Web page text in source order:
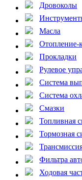
Дровоколы
Масла
Отопление-
Прокладки
Рулевое
Система
Система
Смазки
Топливная
Тормозная
Фильтра
Ходовая